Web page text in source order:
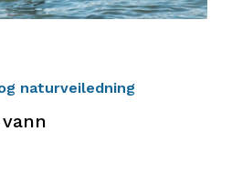
naturveiledning